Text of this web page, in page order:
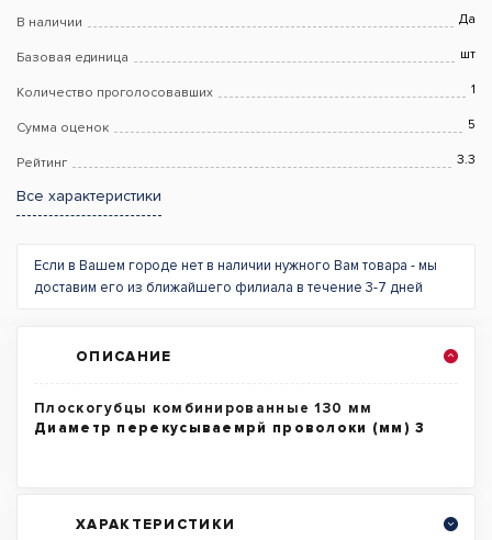
В наличии Да
Базовая единица шт
Количество проголосовавших 1
Сумма оценок 5
Рейтинг 3.3
Все характеристики
Если в Вашем городе нет в наличии нужного Вам товара - мы
доставим его из ближайшего филиала в течение 3-7 дней
ОПИСАНИЕ
Плоскогубцы комбинированные 130 мм
Диаметр перекусываемрй проволоки (мм) 3
ХАРАКТЕРИСТИКИ